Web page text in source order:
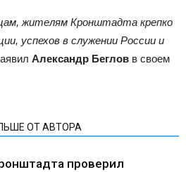
жителям Кронштадта крепко
успехов в служении России и
Александр Беглов в своем
ОТ АВТОРА
проверил